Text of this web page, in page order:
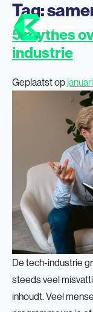
Tag:
5 mythes
industrie
Geplaatst op
De tech-industrie
steeds veel
inhoudt. Veel